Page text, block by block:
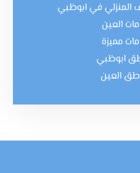
المنزلي في ابوظبي
العين
مميزة
ابوظبي
العين